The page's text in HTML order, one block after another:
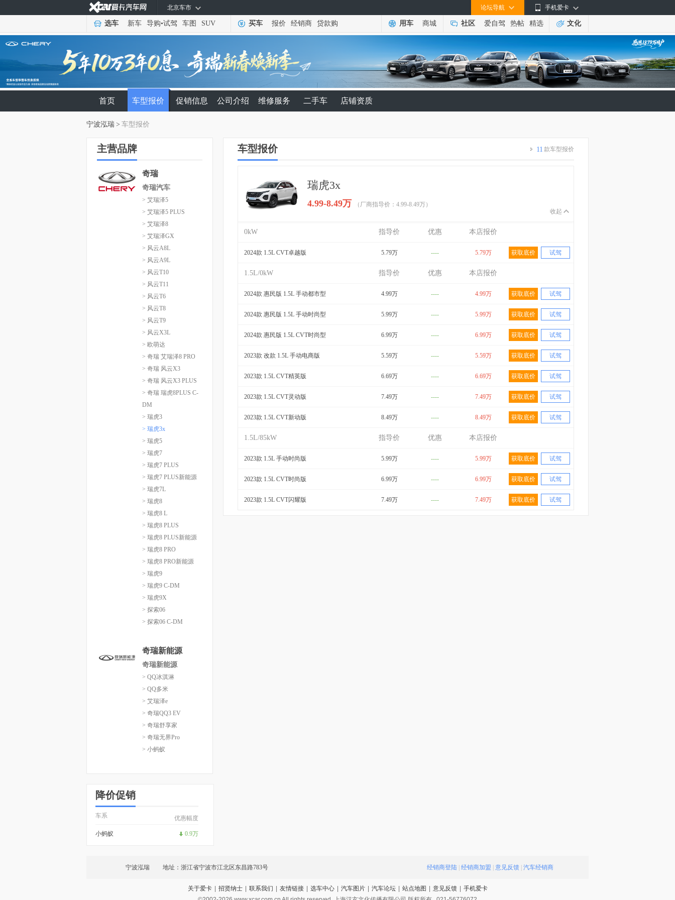
手机爱卡
论坛导航
北京车市
选车 新车 导购•试驾 车图 SUV 买车 报价 经销商 贷款购 用车 商城 社区 爱自驾 热帖 精选 文化
首页 车型报价 促销信息 公司介绍 维修服务 二手车 店铺资质
宁波泓瑞 > 车型报价
主营品牌
奇瑞
奇瑞汽车
> 艾瑞泽5
> 艾瑞泽5 PLUS
> 艾瑞泽8
> 艾瑞泽GX
> 风云A8L
> 风云A9L
> 风云T10
> 风云T11
> 风云T6
> 风云T8
> 风云T9
> 风云X3L
> 欧萌达
> 奇瑞 艾瑞泽8 PRO
> 奇瑞 风云X3
> 奇瑞 风云X3 PLUS
> 奇瑞 瑞虎8PLUS C-
DM
> 瑞虎3
> 瑞虎3x
> 瑞虎5
> 瑞虎7
> 瑞虎7 PLUS
> 瑞虎7 PLUS新能源
> 瑞虎7L
> 瑞虎8
> 瑞虎8 L
> 瑞虎8 PLUS
> 瑞虎8 PLUS新能源
> 瑞虎8 PRO
> 瑞虎8 PRO新能源
> 瑞虎9
> 瑞虎9 C-DM
> 瑞虎9X
> 探索06
> 探索06 C-DM
奇瑞新能源
奇瑞新能源
> QQ冰淇淋
> QQ多米
> 艾瑞泽e
> 奇瑞QQ3 EV
> 奇瑞舒享家
> 奇瑞无界Pro
> 小蚂蚁
降价促销
车系 优惠幅度
小蚂蚁 0.9万
车型报价 11 款车型报价
瑞虎3x
4.99-8.49万
（厂商指导价：4.99-8.49万）
收起
0kW 指导价 优惠 本店报价
2024款 1.5L CVT卓越版 5.79万 ---- 5.79万 获取底价 试驾
1.5L/0kW 指导价 优惠 本店报价
2024款 惠民版 1.5L 手动都市型 4.99万 ---- 4.99万 获取底价 试驾
2024款 惠民版 1.5L 手动时尚型 5.99万 ---- 5.99万 获取底价 试驾
2024款 惠民版 1.5L CVT时尚型 6.99万 ---- 6.99万 获取底价 试驾
2023款 改款 1.5L 手动电商版 5.59万 ---- 5.59万 获取底价 试驾
2023款 1.5L CVT精英版 6.69万 ---- 6.69万 获取底价 试驾
2023款 1.5L CVT灵动版 7.49万 ---- 7.49万 获取底价 试驾
2023款 1.5L CVT新动版 8.49万 ---- 8.49万 获取底价 试驾
1.5L/85kW 指导价 优惠 本店报价
2023款 1.5L 手动时尚版 5.99万 ---- 5.99万 获取底价 试驾
2023款 1.5L CVT时尚版 6.99万 ---- 6.99万 获取底价 试驾
2023款 1.5L CVT闪耀版 7.49万 ---- 7.49万 获取底价 试驾
宁波泓瑞 地址：浙江省宁波市江北区东昌路783号 经销商登陆 经销商加盟 意见反馈 汽车经销商
关于爱卡 招贤纳士 联系我们 友情链接 选车中心 汽车图片 汽车论坛 站点地图 意见反馈
手机爱卡